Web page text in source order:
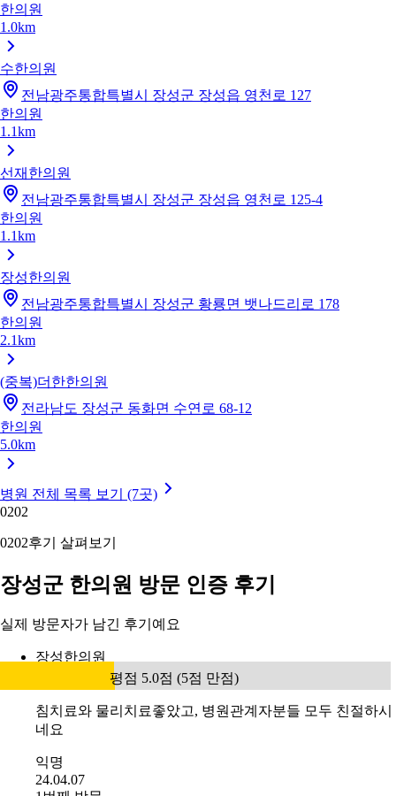
한의원
1.0km
수한의원
전남광주통합특별시 장성군 장성읍 영천로 127
한의원
1.1km
선재한의원
전남광주통합특별시 장성군 장성읍 영천로 125-4
한의원
1.1km
장성한의원
전남광주통합특별시 장성군 황룡면 뱃나드리로 178
한의원
2.1km
(중복)더한한의원
전라남도 장성군 동화면 수연로 68-12
한의원
5.0km
병원 전체 목록 보기 (7곳)
0202
0202후기 살펴보기
장성군 한의원 방문 인증 후기
실제 방문자가 남긴 후기예요
장성한의원
평점 5.0점 (5점 만점)
침치료와 물리치료좋았고, 병원관계자분들 모두 친절하시
네요
익명
24.04.07